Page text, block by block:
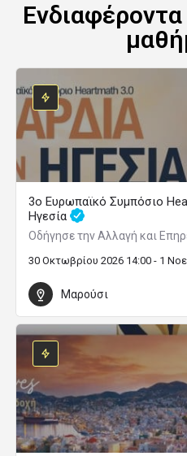
Ενδιαφέροντα
3ο Ευρωπαϊκό Συμπόσιο
Ηγεσία
Οδήγησε την Αλλαγή και
30 Οκτωβρίου 2026 14:00 - 1
Μαρούσι